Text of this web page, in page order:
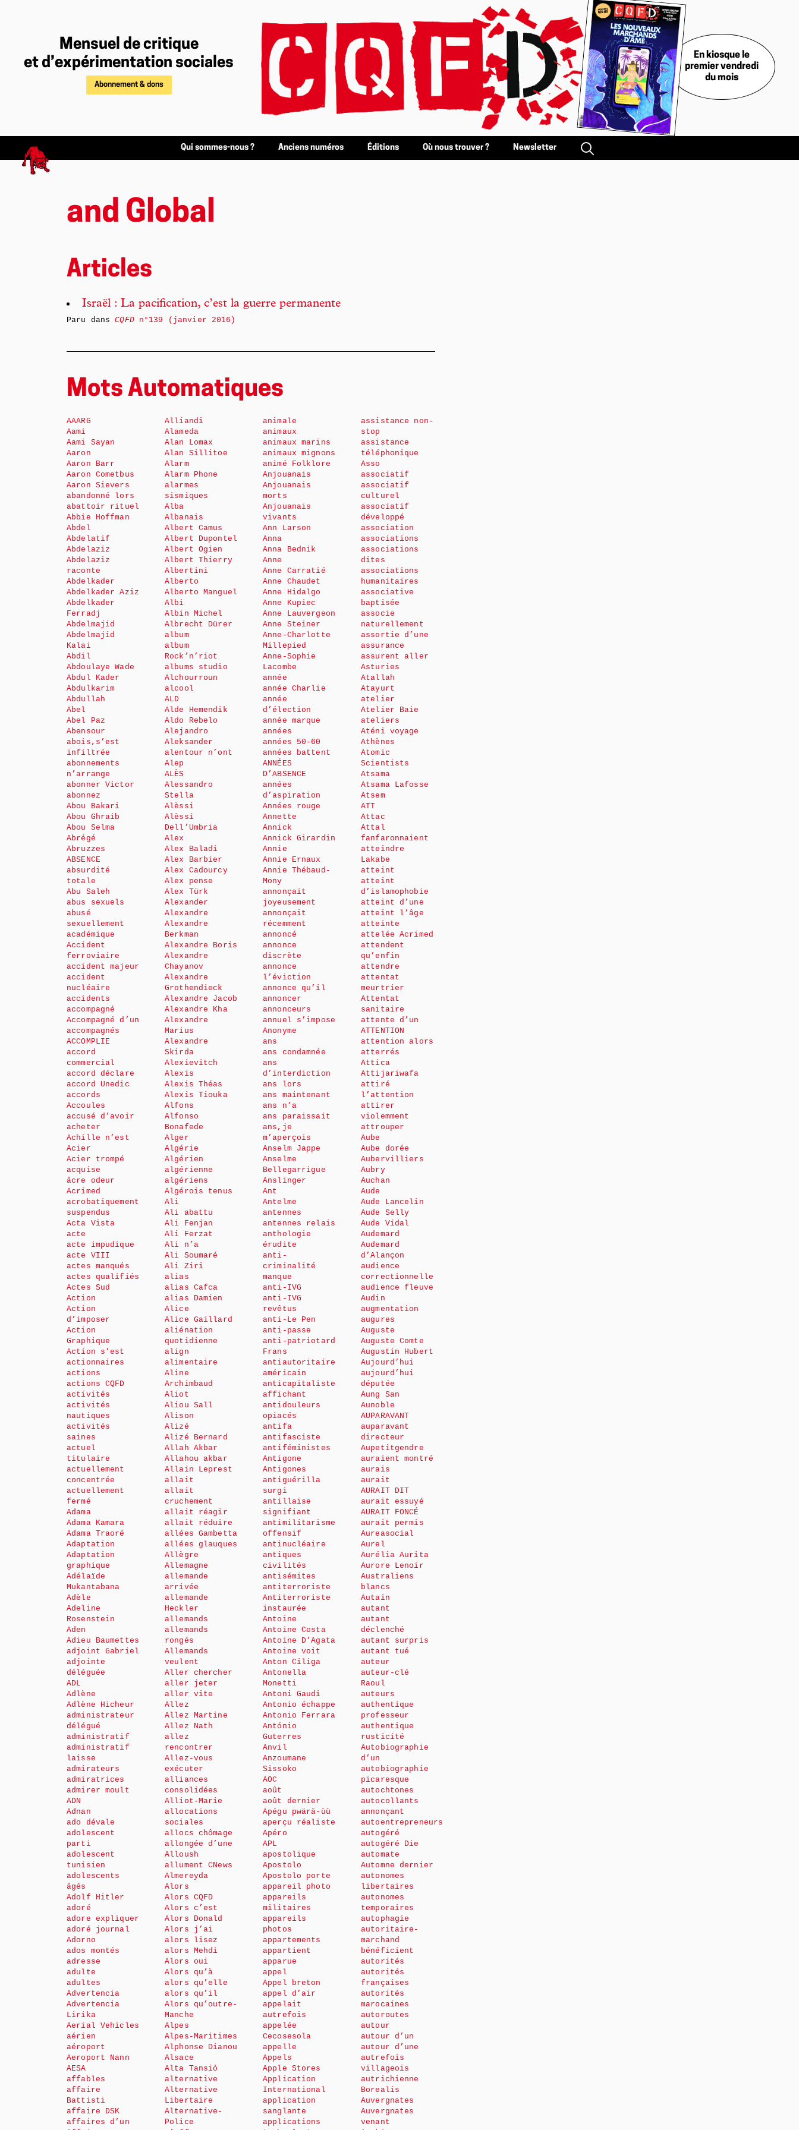
Mensuel de critique
et d’expérimentation sociales
Abonnement & dons
En kiosque le
premier vendredi
du mois
Qui sommes-nous ? Anciens numéros Éditions Où nous trouver ? Newsletter
and Global
Articles
Israël : La pacification, c’est la guerre permanente
Paru dansCQFDn°139 (janvier 2016)
Mots Automatiques
AAARG
Aami
Aami Sayan
Aaron
Aaron Barr
Aaron Cometbus
Aaron Sievers
abandonné lors
abattoir rituel
Abbie Hoffman
Abdel
Abdelatif
Abdelaziz
Abdelaziz
raconte
Abdelkader
Abdelkader Aziz
Abdelkader
Ferradj
Abdelmajid
Abdelmajid
Kalai
Abdil
Abdoulaye Wade
Abdul Kader
Abdulkarim
Abdullah
Abel
Abel Paz
Abensour
abois,s’est
infiltrée
abonnements
n’arrange
abonner Victor
abonnez
Abou Bakari
Abou Ghraib
Abou Selma
Abrégé
Abruzzes
ABSENCE
absurdité
totale
Abu Saleh
abus sexuels
abusé
sexuellement
académique
Accident
ferroviaire
accident majeur
accident
nucléaire
accidents
accompagné
Accompagné d’un
accompagnés
ACCOMPLIE
accord
commercial
accord déclare
accord Unedic
accords
Accoules
accusé d’avoir
acheter
Achille n’est
Acier
Acier trompé
acquise
âcre odeur
Acrimed
acrobatiquement
suspendus
Acta Vista
acte
acte impudique
acte VIII
actes manqués
actes qualifiés
Actes Sud
Action
Action
d’imposer
Action
Graphique
Action s’est
actionnaires
actions
actions CQFD
activités
activités
nautiques
activités
saines
actuel
titulaire
actuellement
concentrée
actuellement
fermé
Adama
Adama Kamara
Adama Traoré
Adaptation
Adaptation
graphique
Adélaïde
Mukantabana
Adèle
Adeline
Rosenstein
Aden
Adieu Baumettes
adjoint Gabriel
adjointe
déléguée
ADL
Adlène
Adlène Hicheur
administrateur
délégué
administratif
administratif
laisse
admirateurs
admiratrices
admirer moult
ADN
Adnan
ado dévale
adolescent
parti
adolescent
tunisien
adolescents
âgés
Adolf Hitler
adoré
adore expliquer
adoré journal
Adorno
ados montés
adresse
adulte
adultes
Advertencia
Advertencia
Lirika
Aerial Vehicles
aérien
aéroport
Aeroport Nann
AESA
affables
affaire
Battisti
affaire DSK
affaires d’un
Alliandi
Alameda
Alan Lomax
Alan Sillitoe
Alarm
Alarm Phone
alarmes
sismiques
Alba
Albanais
Albert Camus
Albert Dupontel
Albert Ogien
Albert Thierry
Albertini
Alberto
Alberto Manguel
Albi
Albin Michel
Albrecht Dürer
album
album
Rock’n’riot
albums studio
Alchourroun
alcool
ALD
Alde Hemendik
Aldo Rebelo
Alejandro
Aleksander
alentour n’ont
Alep
ALÈS
Alessandro
Stella
Alèssi
Alèssi
Dell’Umbria
Alex
Alex Baladi
Alex Barbier
Alex Cadourcy
Alex pense
Alex Türk
Alexander
Alexandre
Alexandre
Berkman
Alexandre Boris
Alexandre
Chayanov
Alexandre
Grothendieck
Alexandre Jacob
Alexandre Kha
Alexandre
Marius
Alexandre
Skirda
Alexievitch
Alexis
Alexis Théas
Alexis Tiouka
Alfons
Alfonso
Bonafede
Alger
Algérie
Algérien
algérienne
algériens
Algérois tenus
Ali
Ali abattu
Ali Fenjan
Ali Ferzat
Ali n’a
Ali Soumaré
Ali Ziri
alias
alias Cafca
alias Damien
Alice
Alice Gaillard
aliénation
quotidienne
align
alimentaire
Aline
Archimbaud
Aliot
Aliou Sall
Alison
Alizé
Alizé Bernard
Allah Akbar
Allahou akbar
Allain Leprest
allait
allait
cruchement
allait réagir
allait réduire
allées Gambetta
allées glauques
Allègre
Allemagne
allemande
arrivée
allemande
Heckler
allemands
allemands
rongés
Allemands
veulent
Aller chercher
aller jeter
aller vite
Allez
Allez Martine
Allez Nath
allez
rencontrer
Allez-vous
exécuter
alliances
consolidées
Alliot-Marie
allocations
sociales
allocs chômage
allongée d’une
Alloush
allument CNews
Almereyda
Alors
Alors CQFD
Alors c’est
Alors Donald
Alors j’ai
alors lisez
alors Mehdi
Alors oui
Alors qu’à
alors qu’elle
alors qu’il
Alors qu’outre-
Manche
Alpes
Alpes-Maritimes
Alphonse Dianou
Alsace
Alta Tansió
alternative
Alternative
Libertaire
Alternative-
Police
animale
animaux
animaux marins
animaux mignons
animé Folklore
Anjouanais
Anjouanais
morts
Anjouanais
vivants
Ann Larson
Anna
Anna Bednik
Anne
Anne Carratié
Anne Chaudet
Anne Hidalgo
Anne Kupiec
Anne Lauvergeon
Anne Steiner
Anne-Charlotte
Millepied
Anne-Sophie
Lacombe
année
année Charlie
année
d’élection
année marque
années
années 50-60
années battent
ANNÉES
D’ABSENCE
années
d’aspiration
Années rouge
Annette
Annick
Annick Girardin
Annie
Annie Ernaux
Annie Thébaud-
Mony
annonçait
joyeusement
annonçait
récemment
annoncé
annonce
discrète
annonce
l’éviction
annonce qu’il
annoncer
annonceurs
annuel s’impose
Anonyme
ans
ans condamnée
ans
d’interdiction
ans lors
ans maintenant
ans n’a
ans paraissait
ans,je
m’aperçois
Anselm Jappe
Anselme
Bellegarrigue
Anslinger
Ant
Antelme
antennes
antennes relais
anthologie
érudite
anti-
criminalité
manque
anti-IVG
anti-IVG
revêtus
anti-Le Pen
anti-passe
anti-patriotard
Frans
antiautoritaire
américain
anticapitaliste
affichant
antidouleurs
opiacés
antifa
antifasciste
antiféministes
Antigone
Antigones
antiguérilla
surgi
antillaise
signifiant
antimilitarisme
offensif
antinucléaire
antiques
civilités
antisémites
antiterroriste
Antiterroriste
instaurée
Antoine
Antoine Costa
Antoine D’Agata
Antoine voit
Anton Ciliga
Antonella
Monetti
Antoni Gaudi
Antonio échappe
Antonio Ferrara
António
Guterres
Anvil
Anzoumane
Sissoko
AOC
août
août dernier
Apégu pwärä-ùù
aperçu réaliste
Apéro
APL
apostolique
Apostolo
Apostolo porte
appareil photo
appareils
militaires
appareils
photos
appartements
appartient
apparue
appel
Appel breton
appel d’air
appelait
autrefois
appelée
Cecosesola
appelle
Appels
Apple Stores
Application
International
application
sanglante
applications
assistance non-
stop
assistance
téléphonique
Asso
associatif
associatif
culturel
associatif
développé
association
associations
associations
dites
associations
humanitaires
associative
baptisée
associe
naturellement
assortie d’une
assurance
assurent aller
Asturies
Atallah
Atayurt
atelier
Atelier Baie
ateliers
Aténi voyage
Athènes
Atomic
Scientists
Atsama
Atsama Lafosse
Atsem
ATT
Attac
Attal
fanfaronnaient
atteindre
Lakabe
atteint
atteint
d’islamophobie
atteint d’une
atteint l’âge
atteinte
attelée Acrimed
attendent
qu’enfin
attendre
attentat
meurtrier
Attentat
sanitaire
attente d’un
ATTENTION
attention alors
atterrés
Attica
Attijariwafa
attiré
l’attention
attirer
violemment
attrouper
Aube
Aube dorée
Aubervilliers
Aubry
Auchan
Aude
Aude Lancelin
Aude Selly
Aude Vidal
Audemard
Audemard
d’Alançon
audience
correctionnelle
audience fleuve
Audin
augmentation
augures
Auguste
Auguste Comte
Augustin Hubert
Aujourd’hui
aujourd’hui
députée
Aung San
Aunoble
AUPARAVANT
auparavant
directeur
Aupetitgendre
auraient montré
aurais
aurait
AURAIT DIT
aurait essuyé
AURAIT FONCÉ
aurait permis
Aureasocial
Aurel
Aurélia Aurita
Aurore Lenoir
Australiens
blancs
Autain
autant
autant
déclenché
autant surpris
autant tué
auteur
auteur-clé
Raoul
auteurs
authentique
professeur
authentique
rusticité
Autobiographie
d’un
autobiographie
picaresque
autochtones
autocollants
annonçant
autoentrepreneurs
autogéré
autogéré Die
automate
Automne dernier
autonomes
libertaires
autonomes
temporaires
autophagie
autoritaire-
marchand
bénéficient
autorités
autorités
françaises
autorités
marocaines
autoroutes
autour
autour d’un
autour d’une
autrefois
villageois
autrichienne
Borealis
Auvergnates
Auvergnates
venant